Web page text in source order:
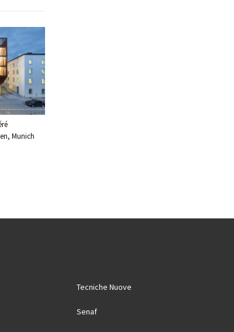
Munich
Tecniche Nuove
Senaf